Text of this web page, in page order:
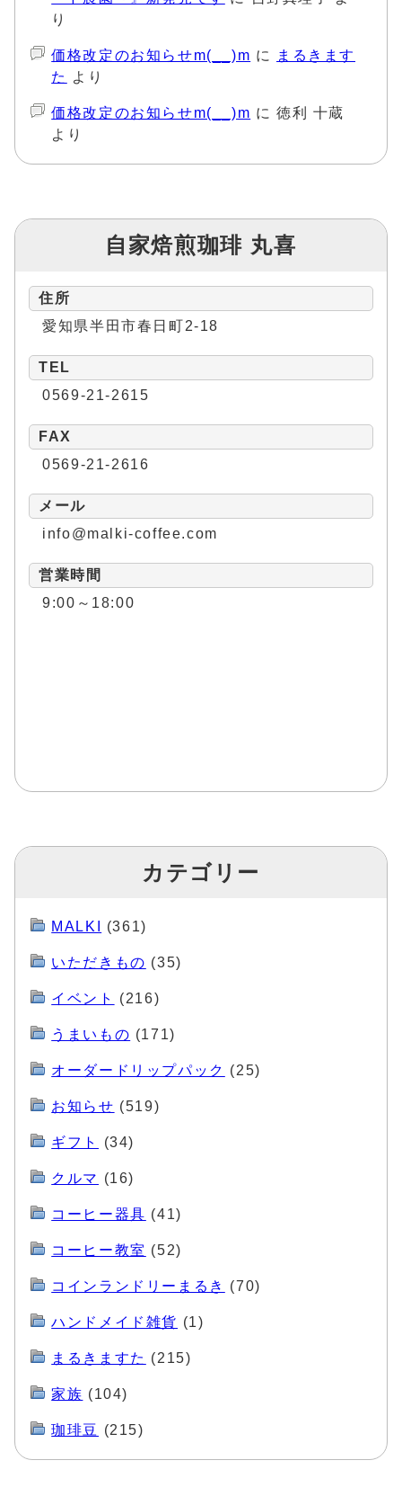
り
価格改定のお知らせm(__)m に
まるきます
た
より
価格改定のお知らせm(__)m に徳利 十蔵
より
自家焙煎珈琲 丸喜
住所
愛知県半田市春日町2-18
TEL
0569-21-2615
FAX
0569-21-2616
メール
info@malki-coffee.com
営業時間
9:00～18:00
カテゴリー
MALKI (361)
いただきもの (35)
イベント (216)
うまいもの (171)
オーダードリップパック (25)
お知らせ (519)
ギフト (34)
クルマ (16)
コーヒー器具 (41)
コーヒー教室 (52)
コインランドリーまるき (70)
ハンドメイド雑貨 (1)
まるきますた (215)
家族 (104)
珈琲豆 (215)